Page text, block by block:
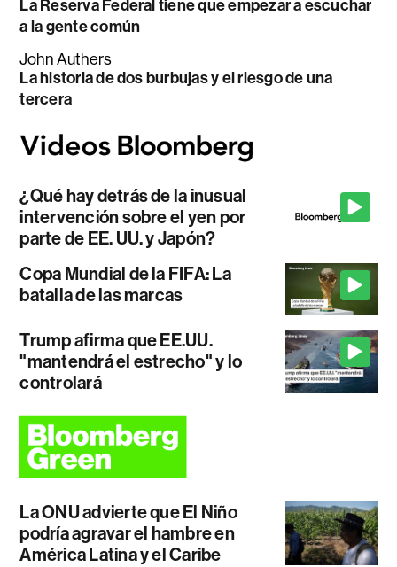
La Reserva Federal tiene que empezar a escuchar
a la gente común
John Authers
La historia de dos burbujas y el riesgo de una
tercera
¿Qué hay detrás de la inusual
intervención sobre el yen por
parte de EE. UU. y Japón?
Copa Mundial de la FIFA: La
batalla de las marcas
Trump afirma que EE.UU.
"mantendrá el estrecho" y lo
controlará
La ONU advierte que El Niño
podría agravar el hambre en
América Latina y el Caribe